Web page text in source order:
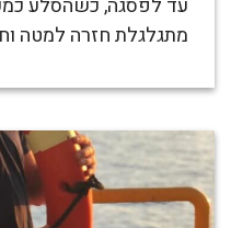
עד לפסגה, כשהסלע
מתגלגלת חזרה למטה